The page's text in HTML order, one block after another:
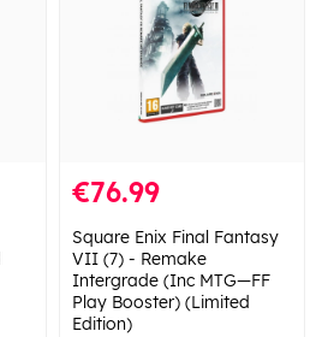
€76.99
Square Enix Final Fantasy
VII (7) - Remake
Intergrade (Inc MTG—FF
Play Booster) (Limited
Edition)